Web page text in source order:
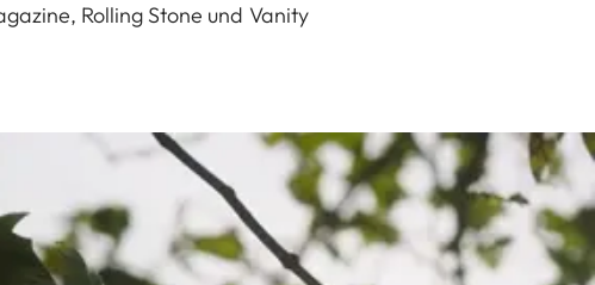
Rolling Stone und Vanity